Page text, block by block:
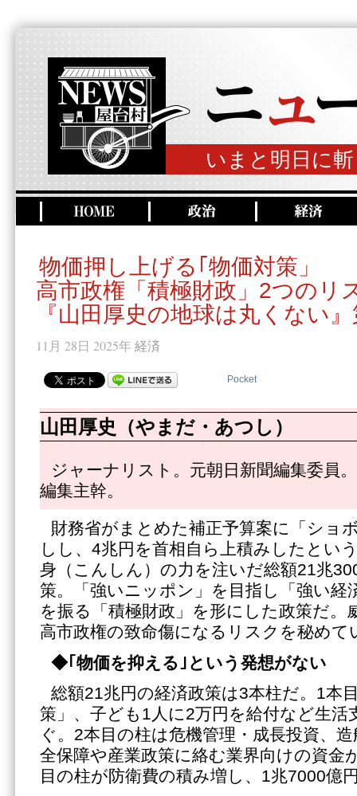
いまと明日に
物価押し上げる｢物価対策」
高市政権「積極財政」2つのリ
『山田厚史の地球は丸くない
11月 28日 2025年 経済
Pocket
山田厚史（やまだ・あつし）
ジャーナリスト。元朝日新聞編集委員
編集主幹。
財務省がまとめた補正予算案に「ショ
しし、4兆円を首相自ら上積みしたとい
身（こんしん）の力を注いだ総額21兆
策。「強いニッポン」を目指し「強い経
を振る「積極財政」を形にした政策だ。
高市政権の致命傷になるリスクを秘めて
◆｢物価を抑える｣という発想がない
総額21兆円の経済政策は3本柱だ。1本
策」、子ども1人に2万円を給付など生活
ぐ。2本目の柱は危機管理・成長投資、
全保障や産業政策に絡む業界向けの資金
目の柱が防衛費の積み増し、1兆7000億